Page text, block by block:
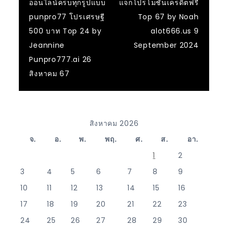
ออนไลน์ครบทุกรูปแบบ
punpro77 โปรเศรษฐี
500 บาท Top 24 by
Jeannine
Punpro777.ai 26
สิงหาคม 67
แจกโปรโมชั่นเครดิตฟรี
Top 67 by Noah
alot666.us 9
September 2024
สิงหาคม 2026
จ.
อ. พ. พฤ. ศ. ส.
อา.
1
2
3
4 5 6 7 8
9
10
11 12 13 14 15
16
17
18 19 20 21 22
23
24
25 26 27 28 29
30